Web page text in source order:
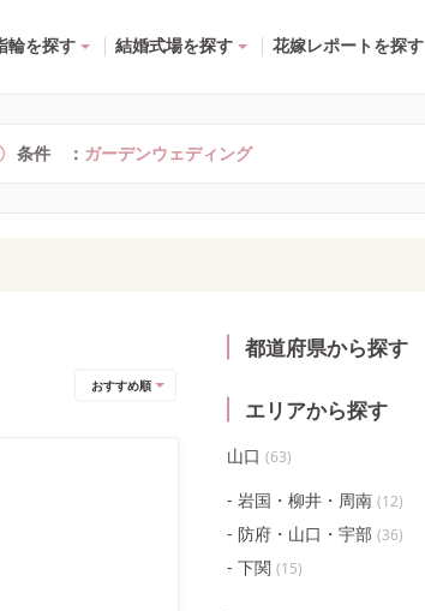
輪を探す 結婚式場を探す 花嫁レポートを探す
条件 ガーデンウェディング
都道府県から探す
エリアから探す
山口 (63)
岩国・柳井・周南 (12)
防府・山口・宇部 (36)
下関 (15)
おすすめ順